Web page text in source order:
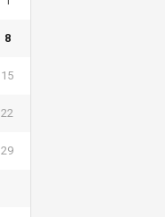
8
15
22
29